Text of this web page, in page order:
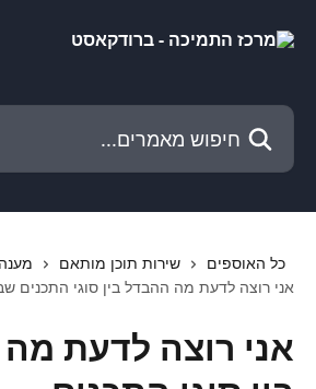
חיפוש מאמרים...
כל האוספים שירות תוכן מותאם
אני רוצה לדעת מה ההבדל בין סוגי התכנים
אני רוצה לדעת